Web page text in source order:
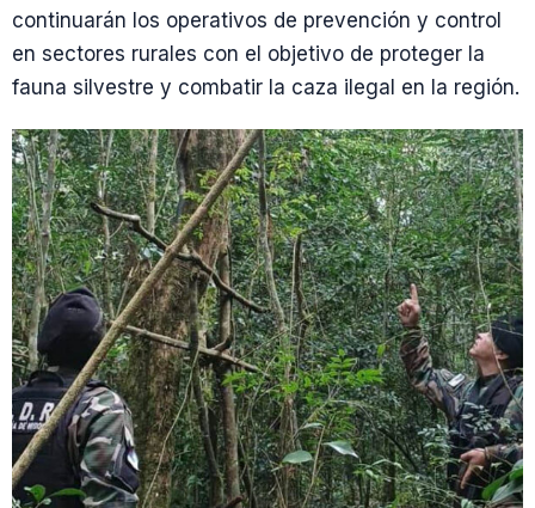
continuarán los operativos de prevención y control
en sectores rurales con el objetivo de proteger la
fauna silvestre y combatir la caza ilegal en la región.